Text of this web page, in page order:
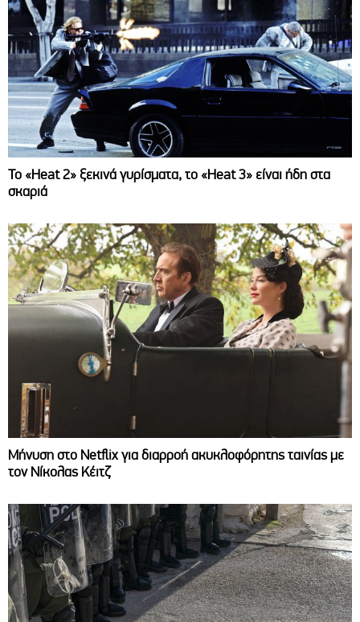
Το «Heat 2» ξεκινά γυρίσματα, το «Heat 3» είναι ήδη στα
σκαριά
Μήνυση στο Netflix για διαρροή ακυκλοφόρητης ταινίας με
τον Νίκολας Κέιτζ